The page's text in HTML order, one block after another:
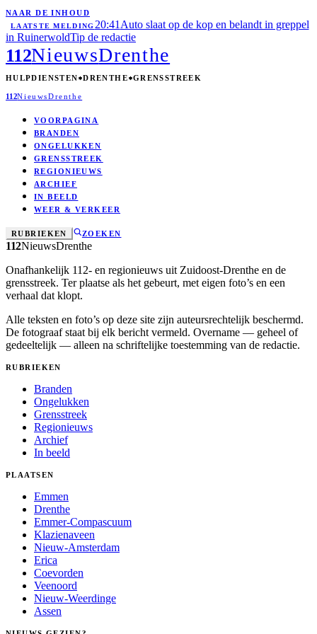
NAAR DE INHOUD
LAATSTE MELDING 20:41 Auto slaat op de kop en belandt in greppel
in RuinerwoldTip de redactie
112NieuwsDrenthe
HULPDIENSTEN DRENTHE GRENSSTREEK
112NieuwsDrenthe
VOORPAGINA
BRANDEN
ONGELUKKEN
GRENSSTREEK
REGIONIEUWS
ARCHIEF
IN BEELD
WEER & VERKEER
RUBRIEKEN ZOEKEN
112NieuwsDrenthe
Onafhankelijk 112- en regionieuws uit Zuidoost-Drenthe en de
grensstreek. Ter plaatse als het gebeurt, met eigen foto’s en een
verhaal dat klopt.
Alle teksten en foto’s op deze site zijn auteursrechtelijk beschermd.
De fotograaf staat bij elk bericht vermeld. Overname — geheel of
gedeeltelijk — alleen na schriftelijke toestemming van de redactie.
RUBRIEKEN
Branden
Ongelukken
Grensstreek
Regionieuws
Archief
In beeld
PLAATSEN
Emmen
Drenthe
Emmer-Compascuum
Klazienaveen
Nieuw-Amsterdam
Erica
Coevorden
Veenoord
Nieuw-Weerdinge
Assen